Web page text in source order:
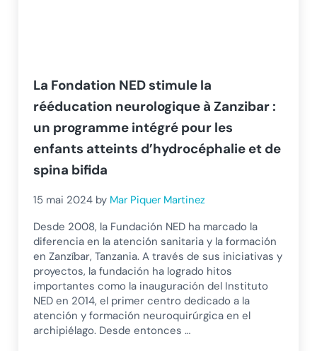
La Fondation NED stimule la
rééducation neurologique à Zanzibar :
un programme intégré pour les
enfants atteints d’hydrocéphalie et de
spina bifida
15 mai 2024 by Mar Piquer Martinez
Desde 2008, la Fundación NED ha marcado la
diferencia en la atención sanitaria y la formación
en Zanzíbar, Tanzania. A través de sus iniciativas y
proyectos, la fundación ha logrado hitos
importantes como la inauguración del Instituto
NED en 2014, el primer centro dedicado a la
atención y formación neuroquirúrgica en el
archipiélago. Desde entonces …